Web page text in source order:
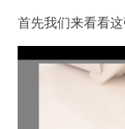
首先我们来看看